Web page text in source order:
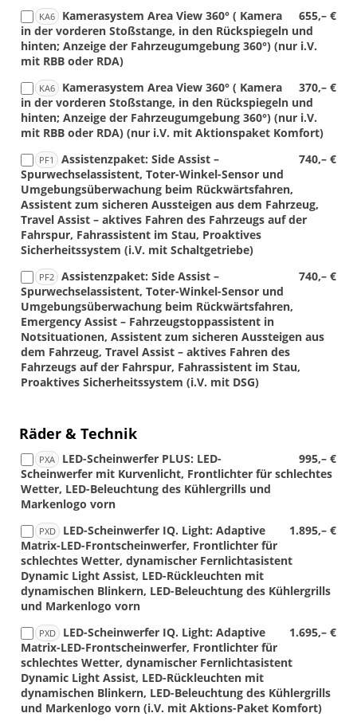
KA6 655,– €
Kamerasystem Area View 360° ( Kamera
in der vorderen Stoßstange, in den Rückspiegeln und
hinten; Anzeige der Fahrzeugumgebung 360°) (nur i.V.
mit RBB oder RDA)
KA6 370,– €
Kamerasystem Area View 360° ( Kamera
in der vorderen Stoßstange, in den Rückspiegeln und
hinten; Anzeige der Fahrzeugumgebung 360°) (nur i.V.
mit RBB oder RDA) (nur i.V. mit Aktionspaket Komfort)
PF1 740,– €
Assistenzpaket: Side Assist –
Spurwechselassistent, Toter-Winkel-Sensor und
Umgebungsüberwachung beim Rückwärtsfahren,
Assistent zum sicheren Aussteigen aus dem Fahrzeug,
Travel Assist – aktives Fahren des Fahrzeugs auf der
Fahrspur, Fahrassistent im Stau, Proaktives
Sicherheitssystem (i.V. mit Schaltgetriebe)
PF2 740,– €
Assistenzpaket: Side Assist –
Spurwechselassistent, Toter-Winkel-Sensor und
Umgebungsüberwachung beim Rückwärtsfahren,
Emergency Assist – Fahrzeugstoppassistent in
Notsituationen, Assistent zum sicheren Aussteigen aus
dem Fahrzeug, Travel Assist – aktives Fahren des
Fahrzeugs auf der Fahrspur, Fahrassistent im Stau,
Proaktives Sicherheitssystem (i.V. mit DSG)
Räder & Technik
PXA 995,– €
LED-Scheinwerfer PLUS: LED-
Scheinwerfer mit Kurvenlicht, Frontlichter für schlechtes
Wetter, LED-Beleuchtung des Kühlergrills und
Markenlogo vorn
PXD 1.895,– €
LED-Scheinwerfer IQ. Light: Adaptive
Matrix-LED-Frontscheinwerfer, Frontlichter für
schlechtes Wetter, dynamischer Fernlichtasistent
Dynamic Light Assist, LED-Rückleuchten mit
dynamischen Blinkern, LED-Beleuchtung des Kühlergrills
und Markenlogo vorn
PXD 1.695,– €
LED-Scheinwerfer IQ. Light: Adaptive
Matrix-LED-Frontscheinwerfer, Frontlichter für
schlechtes Wetter, dynamischer Fernlichtasistent
Dynamic Light Assist, LED-Rückleuchten mit
dynamischen Blinkern, LED-Beleuchtung des Kühlergrills
und Markenlogo vorn (i.V. mit Aktions-Paket Komfort)